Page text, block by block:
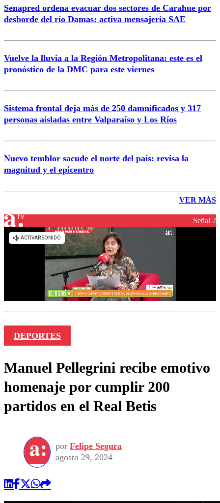
Senapred ordena evacuar dos sectores de Carahue por
desborde del río Damas: activa mensajería SAE
Vuelve la lluvia a la Región Metropolitana: este es el
pronóstico de la DMC para este viernes
Sistema frontal deja más de 250 damnificados y 317
personas aisladas entre Valparaíso y Los Ríos
Nuevo temblor sacude el norte del país: revisa la
magnitud y el epicentro
VER MÁS
Señal 2
DEPORTES
Manuel Pellegrini recibe emotivo
homenaje por cumplir 200
partidos en el Real Betis
por Felipe Segura
agosto 29, 2024